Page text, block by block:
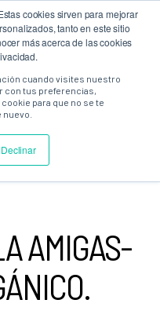
cookies sirven para mejorar
tanto en este sitio
más acerca de las cookies
cuando visites nuestro
con tus preferencias,
para que no se te
Declinar
0
DE TELA AMIGAS-
AMIGAS-